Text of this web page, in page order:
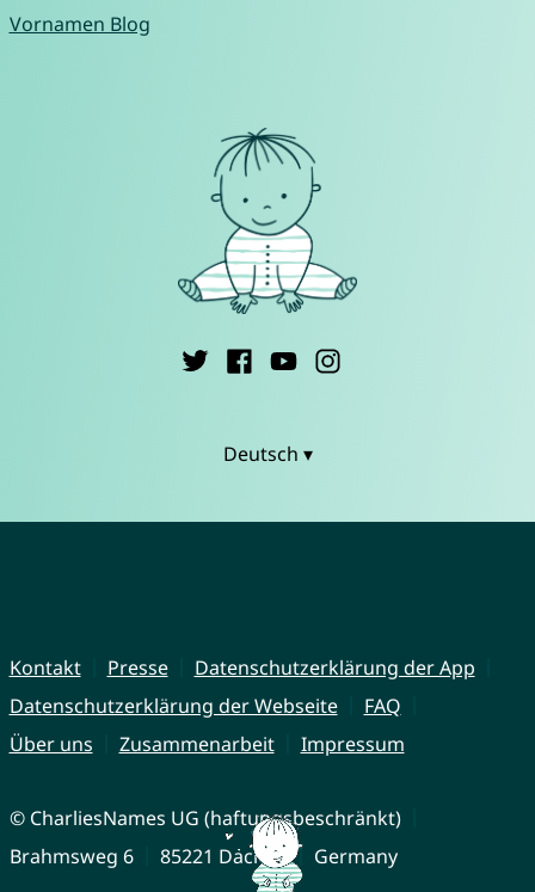
Vornamen Blog
Deutsch ▾
Kontakt Presse
Datenschutzerklärung der App
Datenschutzerklärung der Webseite
FAQ
Über uns
Zusammenarbeit Impressum
© CharliesNames UG (haftungsbeschränkt)
Brahmsweg 6
85221 Dachau Germany